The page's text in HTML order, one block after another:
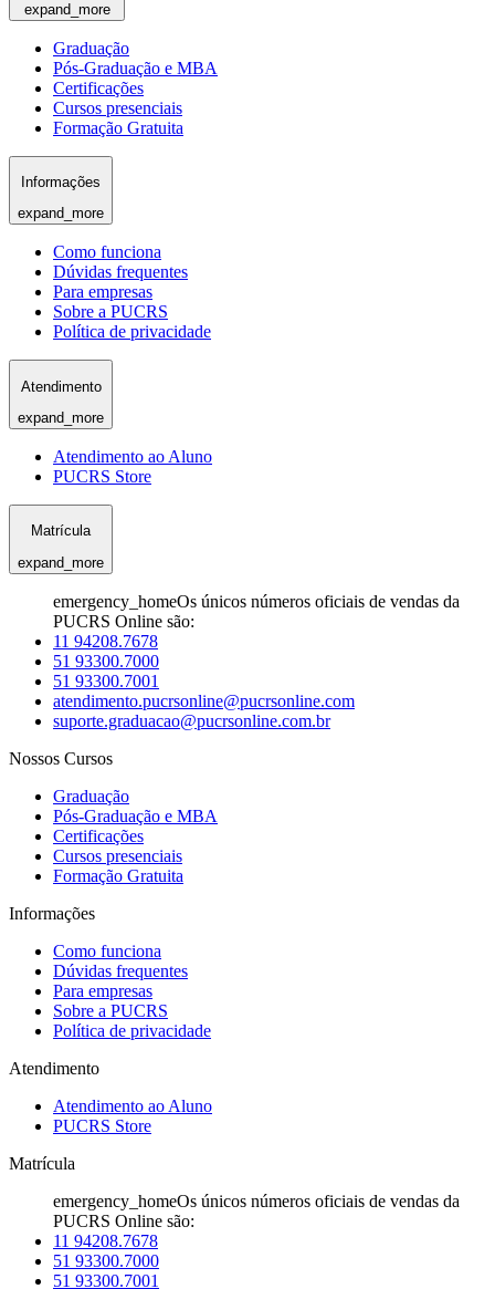
expand_more
Graduação
Pós-Graduação e MBA
Certificações
Cursos presenciais
Formação Gratuita
Informações
expand_more
Como funciona
Dúvidas frequentes
Para empresas
Sobre a PUCRS
Política de privacidade
Atendimento
expand_more
Atendimento ao Aluno
PUCRS Store
Matrícula
expand_more
emergency_homeOs únicos números oficiais de vendas da
PUCRS Online são:
11 94208.7678
51 93300.7000
51 93300.7001
atendimento.pucrsonline@pucrsonline.com
suporte.graduacao@pucrsonline.com.br
Nossos Cursos
Graduação
Pós-Graduação e MBA
Certificações
Cursos presenciais
Formação Gratuita
Informações
Como funciona
Dúvidas frequentes
Para empresas
Sobre a PUCRS
Política de privacidade
Atendimento
Atendimento ao Aluno
PUCRS Store
Matrícula
emergency_homeOs únicos números oficiais de vendas da
PUCRS Online são:
11 94208.7678
51 93300.7000
51 93300.7001